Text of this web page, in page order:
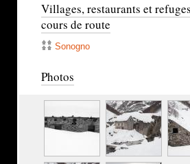
Villages, restaurants et
cours de route
Sonogno
Photos